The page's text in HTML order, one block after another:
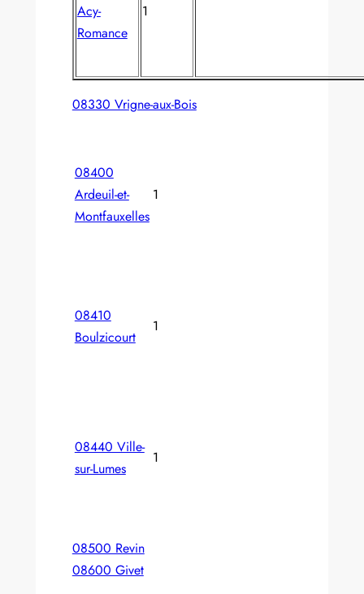
Acy-
Romance
1
08330 Vrigne-aux-Bois
08400
Ardeuil-et-
Montfauxelles
1
08410
Boulzicourt
1
08440 Ville-
sur-Lumes
1
08500 Revin
08600 Givet